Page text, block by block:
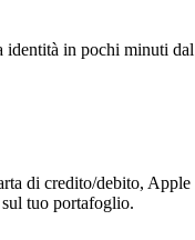
identità in pochi minuti dal
di credito/debito, Apple
tuo portafoglio.